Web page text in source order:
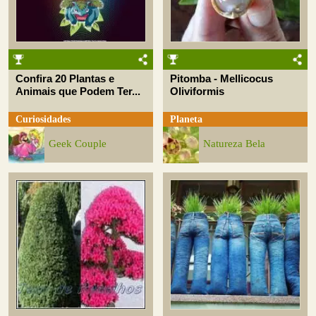
Confira 20 Plantas e
Animais que Podem Ter...
Curiosidades
Geek Couple
Pitomba - Mellicocus
Oliviformis
Planeta
Natureza Bela